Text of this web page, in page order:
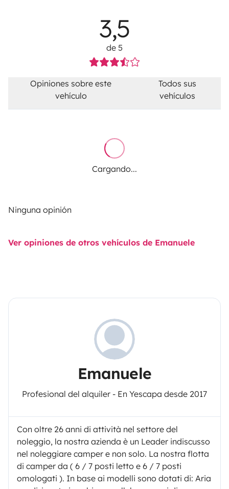
3,5
de 5
Opiniones sobre este
vehículo
Todos sus
vehículos
Cargando...
Ninguna opinión
Ver opiniones de otros vehículos de Emanuele
Emanuele
Profesional del alquiler - En Yescapa desde 2017
Con oltre 26 anni di attività nel settore del
noleggio, la nostra azienda è un Leader indiscusso
nel noleggiare camper e non solo. La nostra flotta
di camper da ( 6 / 7 posti letto e 6 / 7 posti
omologati ). In base ai modelli sono dotati di: Aria